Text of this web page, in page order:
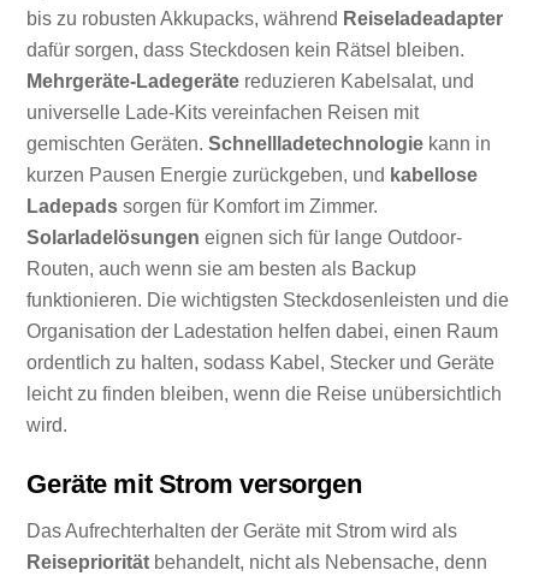
bis zu robusten Akkupacks, während Reiseladeadapter
dafür sorgen, dass Steckdosen kein Rätsel bleiben.
Mehrgeräte-Ladegeräte reduzieren Kabelsalat, und
universelle Lade-Kits vereinfachen Reisen mit
gemischten Geräten.Schnellladetechnologie kann in
kurzen Pausen Energie zurückgeben, und kabellose
Ladepads sorgen für Komfort im Zimmer.
Solarladelösungen eignen sich für lange Outdoor-
Routen, auch wenn sie am besten als Backup
funktionieren. Die wichtigsten Steckdosenleisten und die
Organisation der Ladestation helfen dabei, einen Raum
ordentlich zu halten, sodass Kabel, Stecker und Geräte
leicht zu finden bleiben, wenn die Reise unübersichtlich
wird.
Geräte mit Strom versorgen
Das Aufrechterhalten der Geräte mit Strom wird als
Reisepriorität behandelt, nicht als Nebensache, denn